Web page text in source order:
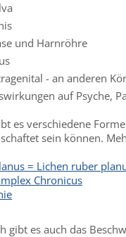
und Harnröhre
- an anderen
auf Psyche,
es verschiedene
sein können.
= Lichen ruber
Chronicus
gibt es auch das